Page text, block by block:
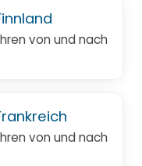
von und nach
von und nach